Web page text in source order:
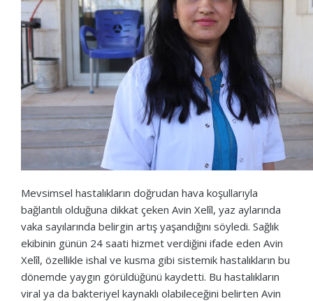
Mevsimsel hastalıkların doğrudan hava koşullarıyla
bağlantılı olduğuna dikkat çeken Avin Xelîl, yaz aylarında
vaka sayılarında belirgin artış yaşandığını söyledi. Sağlık
ekibinin günün 24 saati hizmet verdiğini ifade eden Avin
Xelîl, özellikle ishal ve kusma gibi sistemik hastalıkların bu
dönemde yaygın görüldüğünü kaydetti. Bu hastalıkların
viral ya da bakteriyel kaynaklı olabileceğini belirten Avin